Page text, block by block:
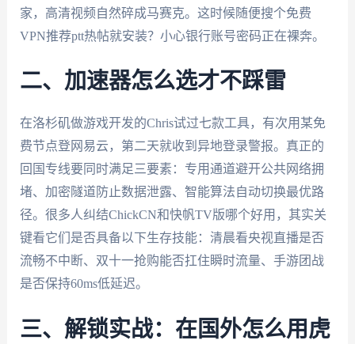
家，高清视频自然碎成马赛克。这时候随便搜个免费
VPN推荐ptt热帖就安装？小心银行账号密码正在裸奔。
二、加速器怎么选才不踩雷
在洛杉矶做游戏开发的Chris试过七款工具，有次用某免
费节点登网易云，第二天就收到异地登录警报。真正的
回国专线要同时满足三要素：专用通道避开公共网络拥
堵、加密隧道防止数据泄露、智能算法自动切换最优路
径。很多人纠结ChickCN和快帆TV版哪个好用，其实关
键看它们是否具备以下生存技能：清晨看央视直播是否
流畅不中断、双十一抢购能否扛住瞬时流量、手游团战
是否保持60ms低延迟。
三、解锁实战：在国外怎么用虎